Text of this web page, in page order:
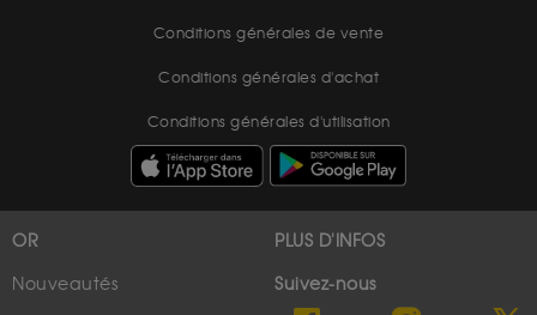
Conditions générales de vente
Conditions générales d'achat
Conditions générales d'utilisation
OR
Nouveautés
PLUS D'INFOS
Suivez-nous